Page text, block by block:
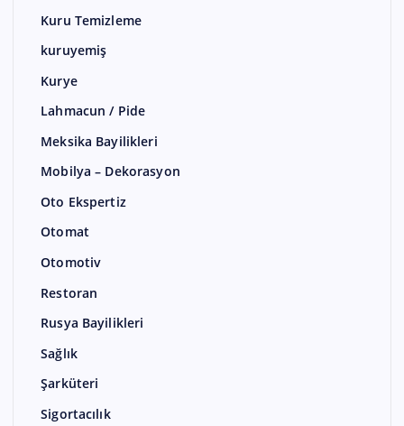
Kuru Temizleme
kuruyemiş
Kurye
Lahmacun / Pide
Meksika Bayilikleri
Mobilya – Dekorasyon
Oto Ekspertiz
Otomat
Otomotiv
Restoran
Rusya Bayilikleri
Sağlık
Şarküteri
Sigortacılık